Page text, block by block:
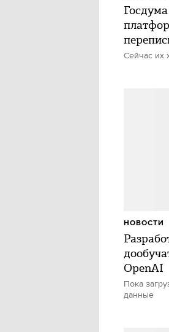
Сейчас их
OpenAI
Пока
данные
НОВОСТИ